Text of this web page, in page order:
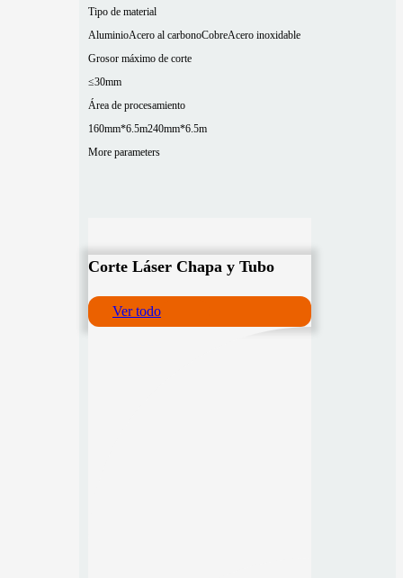
Tipo de material
AluminioAcero al carbonoCobreAcero inoxidable
Grosor máximo de corte
≤30mm
Área de procesamiento
160mm*6.5m240mm*6.5m
More parameters
Corte Láser Chapa y Tubo
Ver todo